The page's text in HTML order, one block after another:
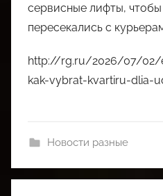
сервисные лифты,
пересекались с
http://rg.ru/2026/07/02/
kak-vybrat-kvartiru-dlia-
Новости разные